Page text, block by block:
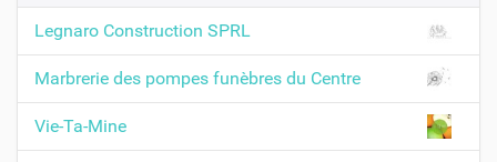
Legnaro Construction SPRL
Marbrerie des pompes funèbres du Centre
Vie-Ta-Mine